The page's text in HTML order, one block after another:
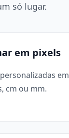
só lugar.
em pixels
em
cm ou mm.